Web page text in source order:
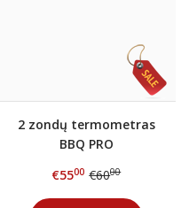
2 zondų termometras
BBQ PRO
€5500 €6000